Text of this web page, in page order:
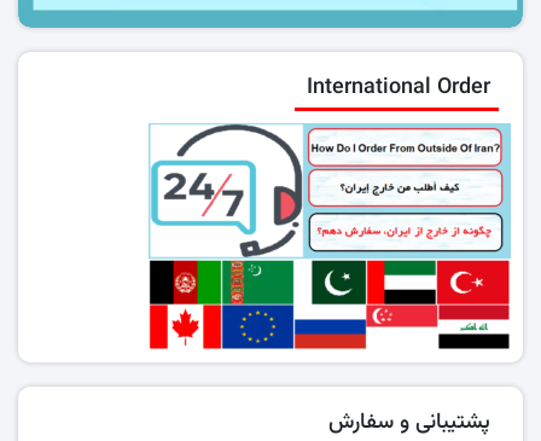
International Order
پشتیبانی و سفارش